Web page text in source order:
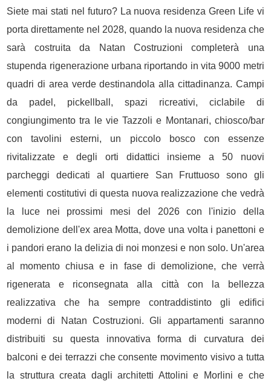
Siete mai stati nel futuro? La nuova residenza Green Life vi
porta direttamente nel 2028, quando la nuova residenza che
sarà costruita da Natan Costruzioni completerà una
stupenda rigenerazione urbana riportando in vita 9000 metri
quadri di area verde destinandola alla cittadinanza. Campi
da padel, pickellball, spazi ricreativi, ciclabile di
congiungimento tra le vie Tazzoli e Montanari, chiosco/bar
con tavolini esterni, un piccolo bosco con essenze
rivitalizzate e degli orti didattici insieme a 50 nuovi
parcheggi dedicati al quartiere San Fruttuoso sono gli
elementi costitutivi di questa nuova realizzazione che vedrà
la luce nei prossimi mesi del 2026 con l'inizio della
demolizione dell'ex area Motta, dove una volta i panettoni e
i pandori erano la delizia di noi monzesi e non solo. Un'area
al momento chiusa e in fase di demolizione, che verrà
rigenerata e riconsegnata alla città con la bellezza
realizzativa che ha sempre contraddistinto gli edifici
moderni di Natan Costruzioni. Gli appartamenti saranno
distribuiti su questa innovativa forma di curvatura dei
balconi e dei terrazzi che consente movimento visivo a tutta
la struttura creata dagli architetti Attolini e Morlini e che